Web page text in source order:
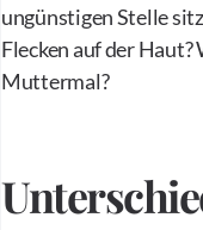
ungünstigen Stelle
Flecken auf der
Muttermal?